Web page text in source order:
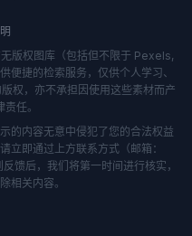
版权图库（包括但不限于 Pexels,
捷的检索服务，仅供个人学习、
权，亦不承担因使用这些素材而产
任。
的内容无意中侵犯了您的合法权益
立即通过上方联系方式（邮箱：
后，我们将第一时间进行核实，
相关内容。